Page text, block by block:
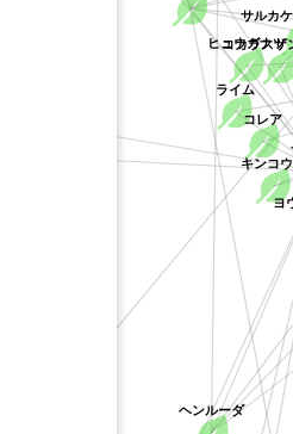
ヘンルーダ
コカラスザ
サルカ
ライム
キンコ
ヒュウガナツ
コレア
ヨ